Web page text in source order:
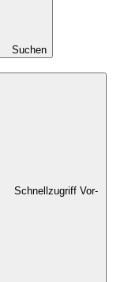
Suchen
Schnellzugriff Vor-